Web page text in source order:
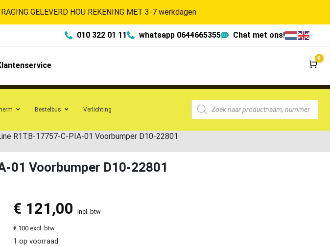
GELEVERD HOU REKENING MET 3-7 werkdagen
010 322 01 11 whatsapp 0644665355 Chat met ons!
0
Bestelbus Verlichting
R1TB-17757-C-PIA-01 Voorbumper D10-22801
01 Voorbumper D10-22801
€ 121,00 incl. btw
€ 100 excl. btw
1 op voorraad